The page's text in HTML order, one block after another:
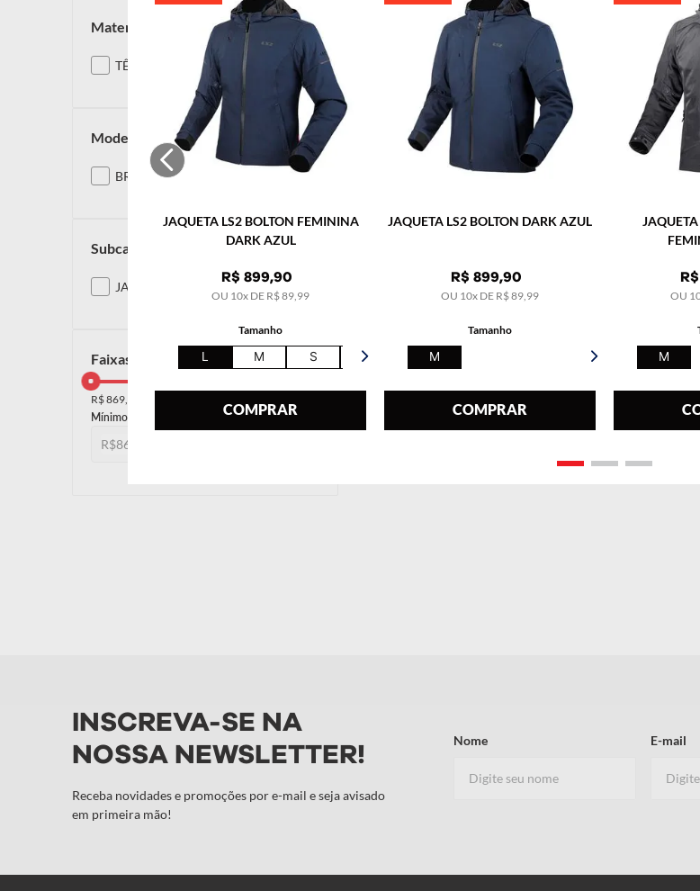
JAQUETA LS2 BOLTON FEMININA
DARK AZUL
R$ 899,90
OU 10x DE R$89 99
Tamanho
L M S XL
COMPRAR
JAQUETA LS2 BOLTON DARK AZUL
R$ 899,90
OU 10x DE R$89 99
Tamanho
M
COMPRAR
R$
OU
M
material
TÊXTIL
modelos
BREEZE
subcategoria
JAQUETAS
faixas de preço
R$
R$ 869,00
INSCREVA-SE NA
NOSSA NEWSLETTER!
Receba novidades e promoções por e-mail e seja avisado
em primeira mão!
Nome E-mail